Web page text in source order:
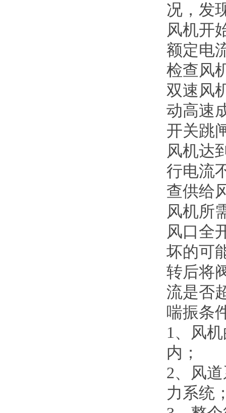
况，发
风机开
额定电
检查风
双速风
动高速
开关跳
风机达
行电流
查供给
风机所
风口全
坏的可
转后将
流是否
喘振条
1、风
内；
2、风
力系统